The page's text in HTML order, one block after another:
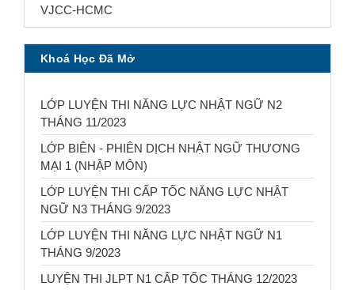
VJCC-HCMC
Khoá Học Đã Mở
LỚP LUYỆN THI NĂNG LỰC NHẬT NGỮ N2
THÁNG 11/2023
LỚP BIÊN - PHIÊN DỊCH NHẬT NGỮ THƯƠNG
MẠI 1 (NHẬP MÔN)
LỚP LUYỆN THI CẤP TỐC NĂNG LỰC NHẬT
NGỮ N3 THÁNG 9/2023
LỚP LUYỆN THI NĂNG LỰC NHẬT NGỮ N1
THÁNG 9/2023
LUYỆN THI JLPT N1 CẤP TỐC THÁNG 12/2023